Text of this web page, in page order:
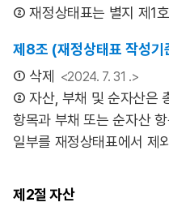
② 재정상태표는 별지 제1
제8조 (재정상태표 작성기
① 삭제
<2024. 7. 31 .>
② 자산, 부채 및 순자산은
항목과 부채 또는 순자산
일부를 재정상태표에서 제
제2절 자산